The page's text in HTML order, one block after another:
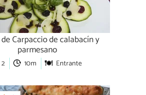
Carpaccio de calabacín y
parmesano
2 10m Entrante